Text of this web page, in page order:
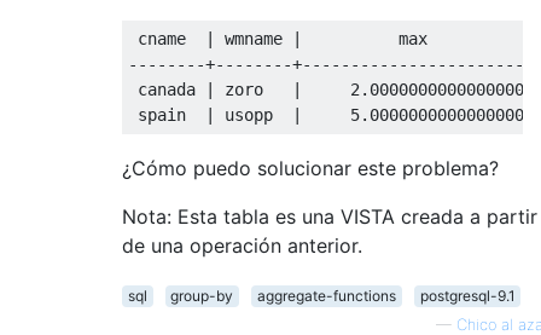
cname | wmname |
--------+--------+------------------------
canada
| zoro |
2.0000000000000000
spain
| usopp | 5.0000000000000000
¿Cómo puedo solucionar este problema?
Nota: Esta tabla es una VISTA creada a partir
de una operación anterior.
sql group-by aggregate-functions
postgresql-9.1
— Chico al